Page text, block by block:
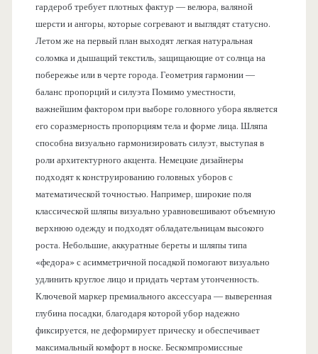
гардероб требует плотных фактур — велюра, валяной
шерсти и ангоры, которые согревают и выглядят статусно.
Летом же на первый план выходят легкая натуральная
соломка и дышащий текстиль, защищающие от солнца на
побережье или в черте города. Геометрия гармонии —
баланс пропорций и силуэта Помимо уместности,
важнейшим фактором при выборе головного убора является
его соразмерность пропорциям тела и форме лица. Шляпа
способна визуально гармонизировать силуэт, выступая в
роли архитектурного акцента. Немецкие дизайнеры
подходят к конструированию головных уборов с
математической точностью. Например, широкие поля
классической шляпы визуально уравновешивают объемную
верхнюю одежду и подходят обладательницам высокого
роста. Небольшие, аккуратные береты и шляпы типа
«федора» с асимметричной посадкой помогают визуально
удлинить круглое лицо и придать чертам утонченность.
Ключевой маркер премиального аксессуара — выверенная
глубина посадки, благодаря которой убор надежно
фиксируется, не деформирует прическу и обеспечивает
максимальный комфорт в носке. Бескомпромиссные